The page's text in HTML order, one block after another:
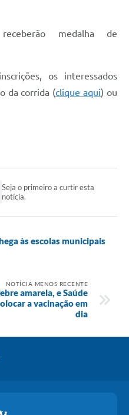
medalha de
os interessados
da corrida (clique aqui) ou
Seja o primeiro a curtir esta
notícia.
às escolas municipais
NOTÍCIA MENOS RECENTE
amarela, e Saúde
a vacinação em
dia